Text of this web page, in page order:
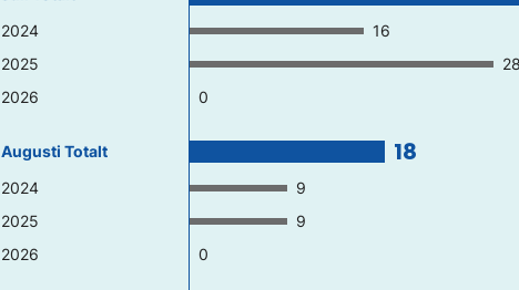
2024
2025
2026
Augusti Totalt
2024
2025
2026
16
0
18
9
9
0